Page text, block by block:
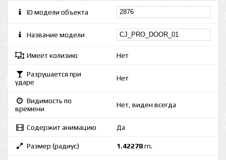
ID модели объекта
Название модели
Имеет колизию Нет
Разрушается при
ударе
Нет
Видимость по
времени
Нет, виден всегда
Содержит анимацию Да
Размер (радиус) 1.42278m.